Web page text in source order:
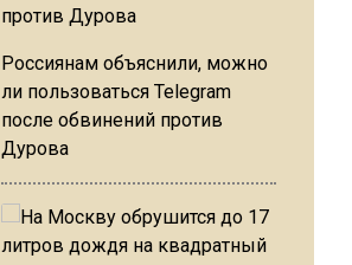
Россиянам объяснили, можно
ли пользоваться Telegram
после обвинений против
Дурова